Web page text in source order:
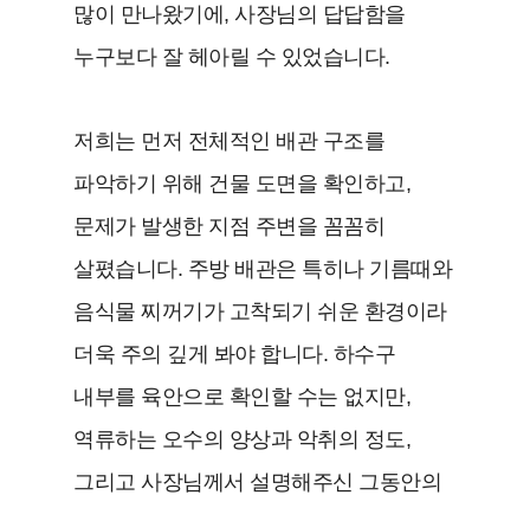
많이 만나왔기에, 사장님의 답답함을
누구보다 잘 헤아릴 수 있었습니다.
저희는 먼저 전체적인 배관 구조를
파악하기 위해 건물 도면을 확인하고,
문제가 발생한 지점 주변을 꼼꼼히
살폈습니다. 주방 배관은 특히나 기름때와
음식물 찌꺼기가 고착되기 쉬운 환경이라
더욱 주의 깊게 봐야 합니다. 하수구
내부를 육안으로 확인할 수는 없지만,
역류하는 오수의 양상과 악취의 정도,
그리고 사장님께서 설명해주신 그동안의